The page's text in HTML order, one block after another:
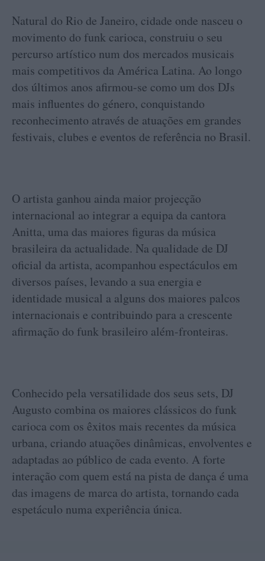
Natural do Rio de Janeiro, cidade onde nasceu o
movimento do funk carioca, construiu o seu
percurso artístico num dos mercados musicais
mais competitivos da América Latina. Ao longo
dos últimos anos afirmou-se como um dos DJs
mais influentes do género, conquistando
reconhecimento através de atuações em grandes
festivais, clubes e eventos de referência no Brasil.
O artista ganhou ainda maior projecção
internacional ao integrar a equipa da cantora
Anitta, uma das maiores figuras da música
brasileira da actualidade. Na qualidade de DJ
oficial da artista, acompanhou espectáculos em
diversos países, levando a sua energia e
identidade musical a alguns dos maiores palcos
internacionais e contribuindo para a crescente
afirmação do funk brasileiro além-fronteiras.
Conhecido pela versatilidade dos seus sets, DJ
Augusto combina os maiores clássicos do funk
carioca com os êxitos mais recentes da música
urbana, criando atuações dinâmicas, envolventes e
adaptadas ao público de cada evento. A forte
interação com quem está na pista de dança é uma
das imagens de marca do artista, tornando cada
espetáculo numa experiência única.